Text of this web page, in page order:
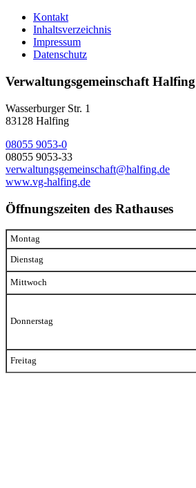
Kontakt
Inhaltsverzeichnis
Impressum
Datenschutz
Verwaltungsgemeinschaft Halfing
Wasserburger Str. 1
83128 Halfing
08055 9053-0
08055 9053-33
verwaltungsgemeinschaft@halfing.de
www.vg-halfing.de
Öffnungszeiten des Rathauses
Montag
Dienstag
Mittwoch
Donnerstag
Freitag